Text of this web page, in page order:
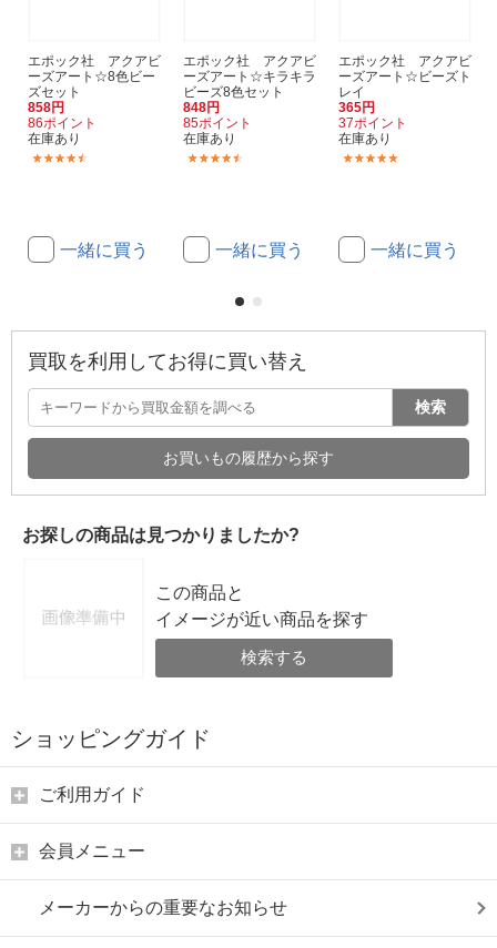
エポック社 アクアビ
ーズアート☆8色ビー
ズセット
858円
86ポイント
在庫あり
一緒に買う
エポック社 アクアビ
ーズアート☆キラキラ
ビーズ8色セット
848円
85ポイント
在庫あり
一緒に買う
エポック社 アクアビ
ーズアート☆ビーズト
レイ
365円
37ポイント
在庫あり
一緒に買う
買取を利用してお得に買い替え
検索
お買いもの履歴から探す
お探しの商品は見つかりましたか?
この商品と
イメージが近い商品を探す
検索する
ショッピングガイド
ご利用ガイド
会員メニュー
メーカーからの重要なお知らせ